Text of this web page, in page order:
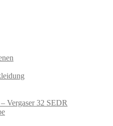
Vergaser 32 SEDR